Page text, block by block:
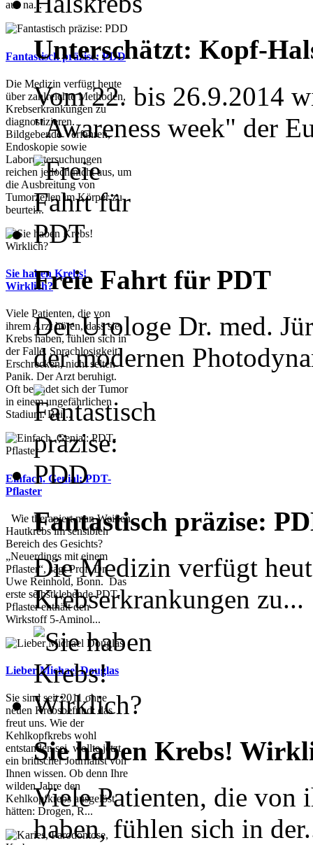
aus na...
Fantastisch präzise: PDD
Die Medizin verfügt heute
über zahlreichte Methoden,
Krebserkrankungen zu
diagnostizieren.
Bildgebende Verfahren,
Endoskopie sowie
Laboruntersuchungen
reichen jedoch nicht aus, um
die Ausbreitung von
Tumorzellen im Körper zu
beurtei...
Sie haben Krebs!
Wirklich?
Viele Patienten, die von
ihrem Arzt hören, dass sie
Krebs haben, fühlen sich in
der Falle. Sprachlosigkeit,
Erschrecken, nicht selten
Panik. Der Arzt beruhigt.
Oft befindet sich der Tumor
in einem ungefährlichen
Stadium. Bei...
Einfach. Genial: PDT-
Pflaster
Wie therapiert man Weißen
Hautkrebs im sensiblen
Bereich des Gesichts?
„Neuerdings mit einem
Pflaster“, sagt Prof. Dr.
Uwe Reinhold, Bonn. Das
erste selbstklebende PDT-
Pflaster enthält den
Wirkstoff 5-Aminol...
Lieber Michael Douglas
Sie sind seit 2011 ohne
neuen Krebsbefund: das
freut uns. Wie der
Kehlkopfkrebs wohl
entstanden sei, wollte jetzt
ein britischer Journalist von
Ihnen wissen. Ob denn Ihre
wilden Jahre den
Kehlkopfkrebs ausgelöst
hätten: Drogen, R...
Unterschätzt: Kopf-
Vom 22. bis 26.9.2014
"Awareness week" der
Freie Fahrt für PDT
Der Urologe Dr. med.
der modernen
Fantastisch präzise:
Die Medizin verfügt
Krebserkrankungen zu...
Sie haben Krebs!
Viele Patienten, die von
haben, fühlen sich in